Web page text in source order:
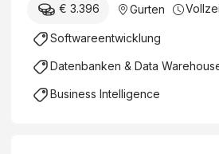
€ 3.396 Gurten
Softwareentwicklung
Datenbanken & Data
Business Intelligence